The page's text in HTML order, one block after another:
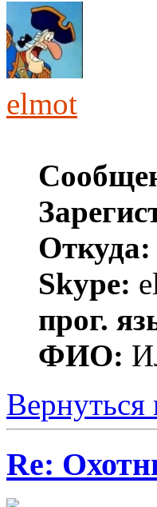
elmot
Откуда:
Skype:
прог.
ФИО:
Вернуться
Re: